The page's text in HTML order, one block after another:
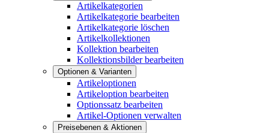
Artikelkategorien
Artikelkategorie bearbeiten
Artikelkategorie löschen
Artikelkollektionen
Kollektion bearbeiten
Kollektionsbilder bearbeiten
Optionen & Varianten
Artikeloptionen
Artikeloption bearbeiten
Optionssatz bearbeiten
Artikel-Optionen verwalten
Preisebenen & Aktionen